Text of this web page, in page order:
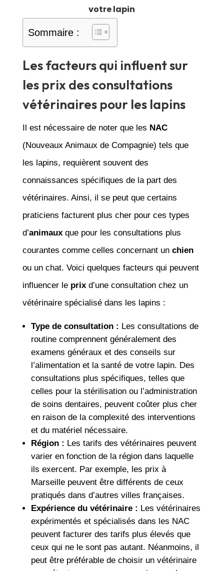
votre lapin
Sommaire :
Les facteurs qui influent sur
les prix des consultations
vétérinaires pour les lapins
Il est nécessaire de noter que les NAC
(Nouveaux Animaux de Compagnie) tels que
les lapins, requièrent souvent des
connaissances spécifiques de la part des
vétérinaires. Ainsi, il se peut que certains
praticiens facturent plus cher pour ces types
d’animauxque pour les consultations plus
courantes comme celles concernant un chien
ou un chat. Voici quelques facteurs qui peuvent
influencer le prixd’une consultation chez un
vétérinaire spécialisé dans les lapins :
Type de consultation : Les consultations de
routine comprennent généralement des
examens généraux et des conseils sur
l’alimentation et la santé de votre lapin. Des
consultations plus spécifiques, telles que
celles pour la stérilisation ou l’administration
de soins dentaires, peuvent coûter plus cher
en raison de la complexité des interventions
et du matériel nécessaire.
Région : Les tarifs des vétérinaires peuvent
varier en fonction de la région dans laquelle
ils exercent. Par exemple, les prix à
Marseille peuvent être différents de ceux
pratiqués dans d’autres villes françaises.
Expérience du vétérinaire : Les vétérinaires
expérimentés et spécialisés dans les NAC
peuvent facturer des tarifs plus élevés que
ceux qui ne le sont pas autant. Néanmoins, il
peut être préférable de choisir un vétérinaire